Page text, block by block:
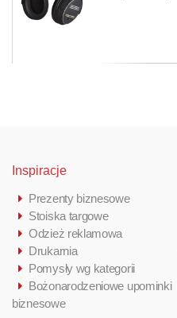
Inspiracje
Prezenty biznesowe
Stoiska targowe
Odzież reklamowa
Drukarnia
Pomysły wg kategorii
Bożonarodzeniowe upominki
biznesowe